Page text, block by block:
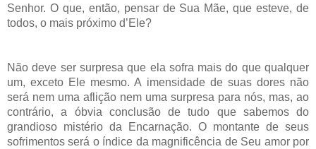
Senhor. O que, então, pensar de Sua Mãe, que esteve, de
todos, o mais próximo d’Ele?
Não deve ser surpresa que ela sofra mais do que qualquer
um, exceto Ele mesmo. A imensidade de suas dores não
será nem uma aflição nem uma surpresa para nós, mas, ao
contrário, a óbvia conclusão de tudo que sabemos do
grandioso mistério da Encarnação. O montante de seus
sofrimentos será o índice da magnificência de Seu amor por